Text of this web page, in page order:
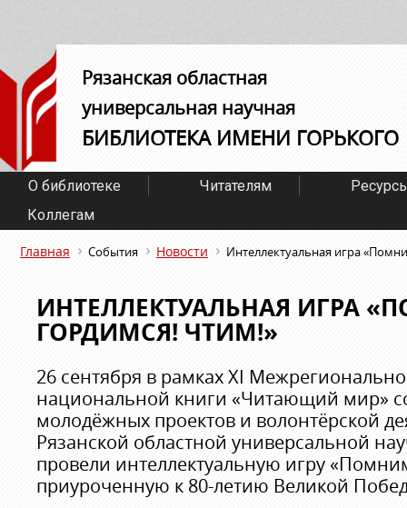
Рязанская областная
универсальная научная
БИБЛИОТЕКА ИМЕНИ ГОРЬКОГО
О библиотеке Читателям
Коллегам
Главная События Новости Интеллектуальная игра
ИНТЕЛЛЕКТУАЛЬНАЯ ИГРА
ГОРДИМСЯ! ЧТИМ!»
26 сентября в рамках XI
национальной книги «Читающий мир»
молодёжных проектов и волонтёрской
Рязанской областной универсальной
провели интеллектуальную игру
приуроченную к 80-летию Великой